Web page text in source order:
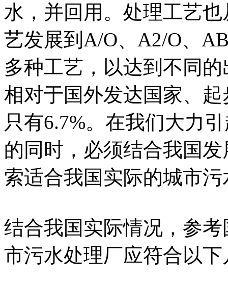
水，并回用。处理工艺
艺发展到A/O、A2/O、
多种工艺，以达到不同
相对于国外发达国家、
只有6.7%。在我们大力
的同时，必须结合我国
索适合我国实际的城市
结合我国实际情况，参
市污水处理厂应符合以